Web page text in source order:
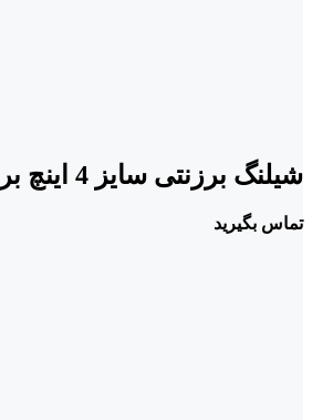
شیلنگ برزنتی سایز 4 اینچ برند اشباخ
تماس بگیرید